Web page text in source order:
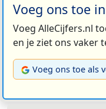
Voeg ons toe
Voeg AlleCijfers.nl
en je ziet ons vaker
Voeg ons toe als